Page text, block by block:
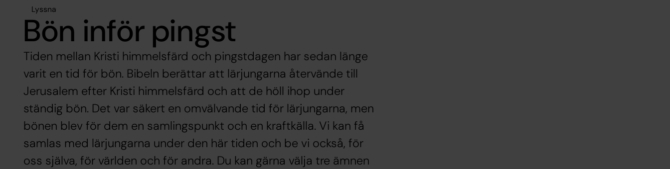
Lyssna
Bön inför pingst
Tiden mellan Kristi himmelsfärd och pingstdagen har sedan länge
varit en tid för bön. Bibeln berättar att lärjungarna återvände till
Jerusalem efter Kristi himmelsfärd och att de höll ihop under
ständig bön. Det var säkert en omvälvande tid för lärjungarna, men
bönen blev för dem en samlingspunkt och en kraftkälla. Vi kan få
samlas med lärjungarna under den här tiden och be vi också, för
oss själva, för världen och för andra. Du kan gärna välja tre ämnen